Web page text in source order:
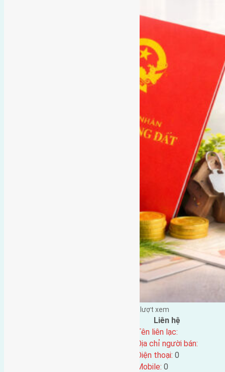
lượt xem
Liên hệ
Tên liên lạc:
Địa chỉ người bán:
Điện thoại: 0
Mobile: 0